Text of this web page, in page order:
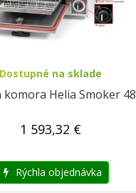
Dostupné na sklade
komora Helia Smoker 48
1 593,32 €
Rýchla objednávka